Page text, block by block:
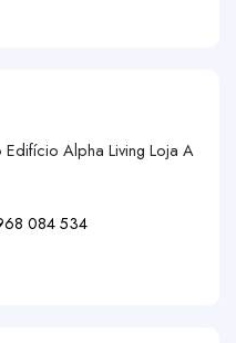
Alpha Living Loja A
084 534